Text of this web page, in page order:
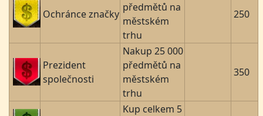
Ochránce značky
předmětů na
městském
trhu
250
Prezident
společnosti
Nakup 25 000
předmětů na
městském
trhu
350
Kup celkem 5